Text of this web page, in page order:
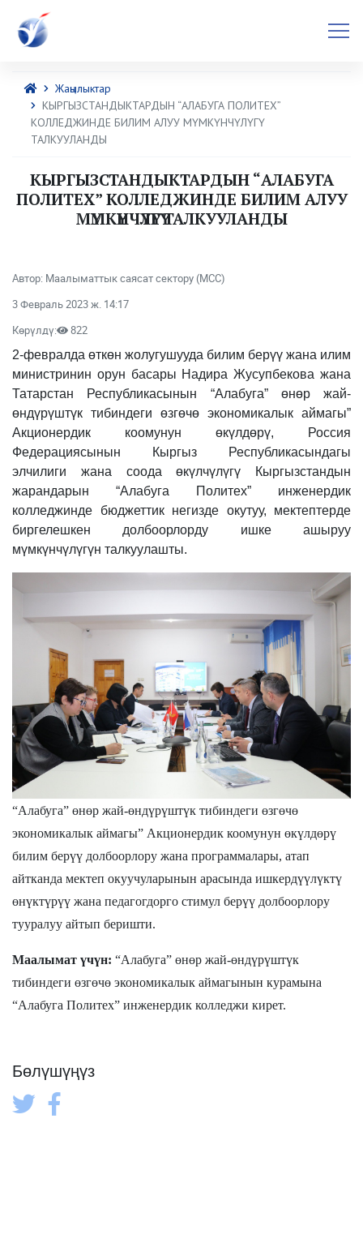
Жаңылыктар
КЫРГЫЗСТАНДЫКТАРДЫН “АЛАБУГА ПОЛИТЕХ”
КОЛЛЕДЖИНДЕ БИЛИМ АЛУУ МҮМКҮНЧҮЛҮГҮ
ТАЛКУУЛАНДЫ
КЫРГЫЗСТАНДЫКТАРДЫН “АЛАБУГА
ПОЛИТЕХ” КОЛЛЕДЖИНДЕ БИЛИМ АЛУУ
МҮМКҮНЧҮЛҮГҮ ТАЛКУУЛАНДЫ
Автор: Маалыматтык саясат сектору (МСС)
3 Февраль 2023 ж. 14:17
Көрүлдү:
822
2-февралда өткөн жолугушууда билим берүү жана илим
министринин орун басары Надира Жусупбекова жана
Татарстан Республикасынын “Алабуга” өнөр жай-
өндүрүштүк тибиндеги өзгөчө экономикалык аймагы”
Акционердик коомунун өкүлдөрү, Россия
Федерациясынын Кыргыз Республикасындагы
элчилиги жана соода өкүлчүлүгү Кыргызстандын
жарандарын “Алабуга Политех” инженердик
колледжинде бюджеттик негизде окутуу, мектептерде
биргелешкен долбоорлорду ишке ашыруу
мүмкүнчүлүгүн талкуулашты.
“Алабуга” өнөр жай-өндүрүштүк тибиндеги өзгөчө
экономикалык аймагы” Акционердик коомунун өкүлдөрү
билим берүү долбоорлору жана программалары, атап
айтканда мектеп окуучуларынын арасында ишкердүүлүктү
өнүктүрүү жана педагогдорго стимул берүү долбоорлору
тууралуу айтып беришти.
Маалымат үчүн: “Алабуга” өнөр жай-өндүрүштүк
тибиндеги өзгөчө экономикалык аймагынын курамына
“Алабуга Политех” инженердик колледжи кирет.
Бөлүшүңүз